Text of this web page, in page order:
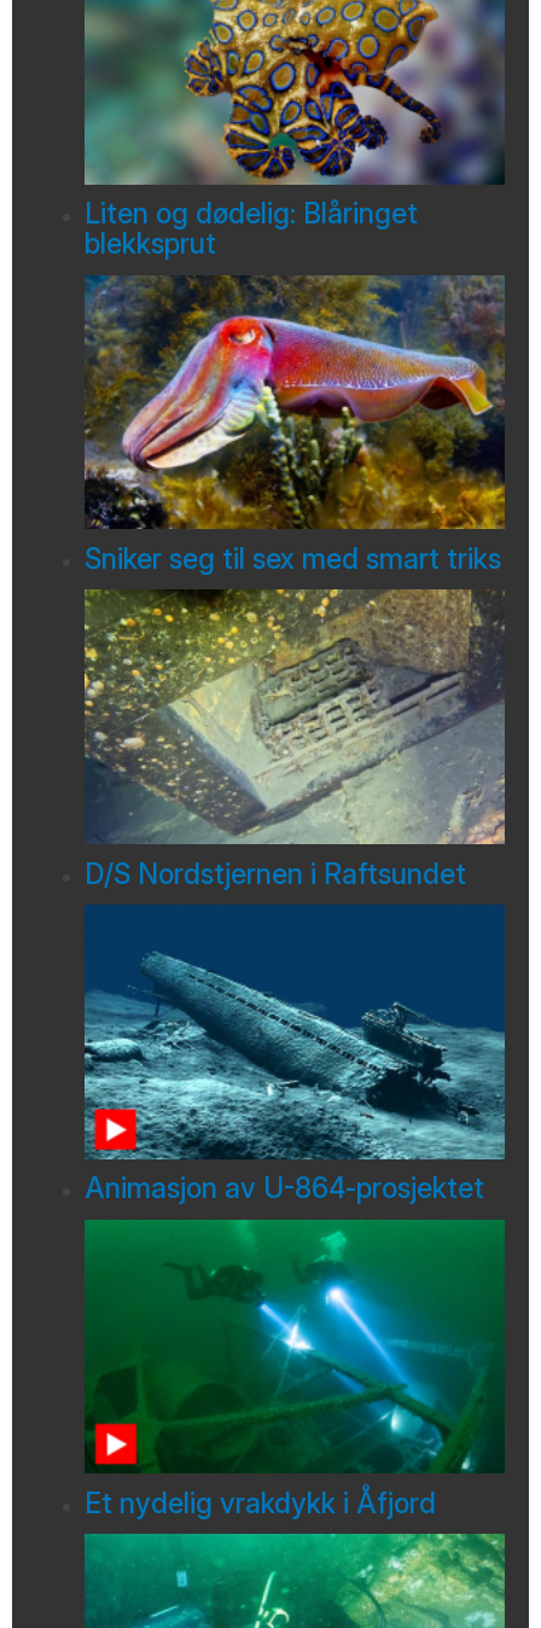
Liten og dødelig: Blåringet
blekksprut
Sniker seg til sex med smart triks
D/S Nordstjernen i Raftsundet
Animasjon av U-864-prosjektet
Et nydelig vrakdykk i Åfjord